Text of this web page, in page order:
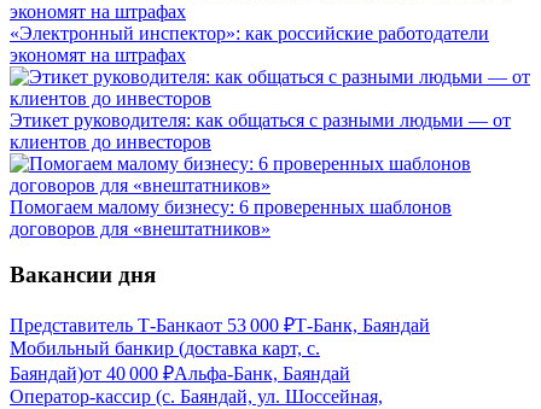
«Электронный инспектор»: как российские работодатели
экономят на штрафах
Этикет руководителя: как общаться с разными людьми — от
клиентов до инвесторов
Помогаем малому бизнесу: 6 проверенных шаблонов
договоров для «внештатников»
Вакансии дня
Представитель Т-Банкаот 53 000 ₽Т-Банк, Баяндай
Мобильный банкир (доставка карт, с.
Баяндай)от 40 000 ₽Альфа-Банк, Баяндай
Оператор-кассир (с. Баяндай, ул. Шоссейная,